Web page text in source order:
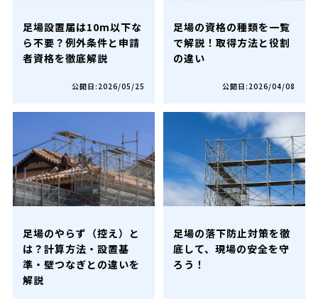
足場設置届は10m以下な
ら不要？例外条件と申請
者資格を徹底解説
公開日:2026/05/25
足場の資格の種類を一覧
で解説！取得方法と役割
の違い
公開日:2026/04/08
足場のやらず（控え）と
は？計算方法・設置基
準・壁つなぎとの違いを
解説
足場の落下防止対策を徹
底して、現場の安全を守
ろう！